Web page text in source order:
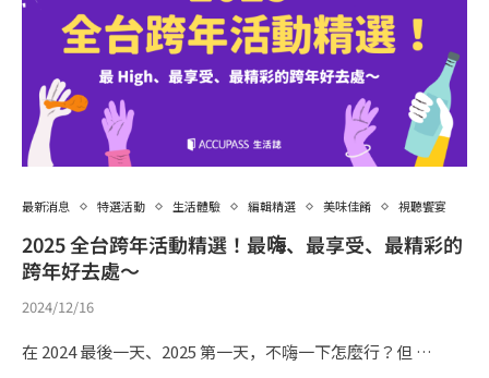
最新消息 特選活動 生活體驗 編輯精選 美味佳餚 視聽饗宴
2025 全台跨年活動精選！最嗨、最享受、最精彩的
跨年好去處～
2024/12/16
在 2024 最後一天、2025 第一天，不嗨一下怎麼行？但 …